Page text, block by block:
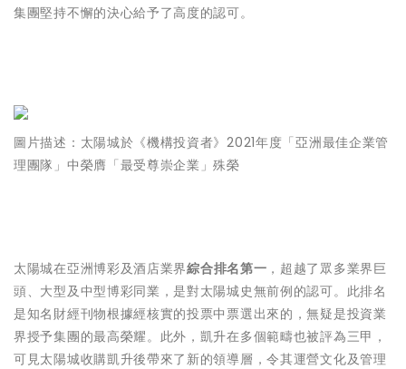
集團堅持不懈的決心給予了高度的認可。
圖片描述：太陽城於《機構投資者》2021年度「亞洲最佳企業管
理團隊」中榮膺「最受尊崇企業」殊榮
太陽城在亞洲博彩及酒店業界綜合排名第一 ，超越了眾多業界巨
頭、大型及中型博彩同業，是對太陽城史無前例的認可。此排名
是知名財經刊物根據經核實的投票中票選出來的，無疑是投資業
界授予集團的最高榮耀。此外，凱升在多個範疇也被評為三甲，
可見太陽城收購凱升後帶來了新的領導層，令其運營文化及管理